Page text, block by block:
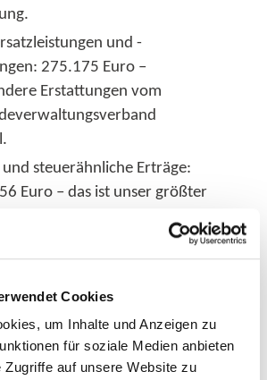
Cookies
um Inhalte und Anzeigen zu
für soziale Medien anbieten
Zugriffe auf unsere Website zu
und -
275.175 Euro –
Erstattungen vom
steuerähnliche Erträge:
Euro – das ist unser größter
und Zuschüsse für
Zwecke sowie allgemeine
3.460.529 Euro – hier sind
die